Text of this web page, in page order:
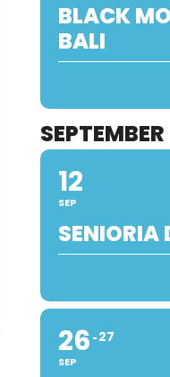
BLACK
BALI
SEPTEMBER
12
SEP
SENIORIA
26
SEP
27